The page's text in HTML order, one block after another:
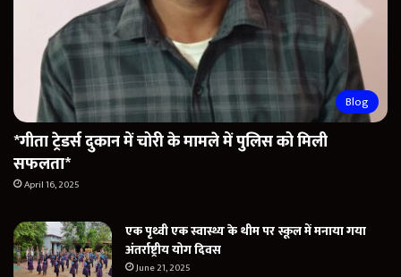
Blog
*गीता ट्रेडर्स दुकान में चोरी के मामले में पुलिस को मिली
सफलता*
April 16, 2025
एक पृथ्वी एक स्वास्थ्य के थीम पर स्कूल में मनाया गया
अंतर्राष्ट्रीय योग दिवस
June 21, 2025